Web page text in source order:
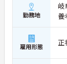
勤務地
岐
養
雇用形態 正